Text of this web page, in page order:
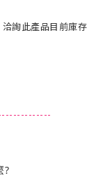
洽詢此產品目前庫存
?